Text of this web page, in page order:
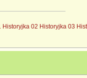
Historyjka 02 Historyjka 03